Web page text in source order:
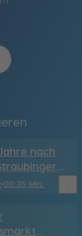
00:35 Min.
nach
sein
wieder (SR)